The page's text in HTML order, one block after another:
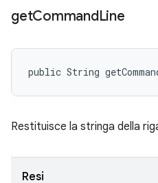
getCommandLine
public String
Restituisce la stringa della
Resi